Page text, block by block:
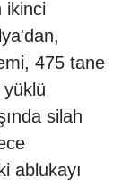
ikinci
475 tane
silah
ablukayı